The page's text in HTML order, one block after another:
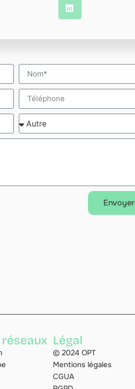
Envoyer
Légal
© 2024 OPT
Mentions légales
CGUA